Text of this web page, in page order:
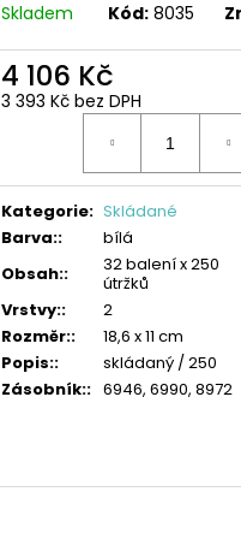
Skladem Kód: 8035
4 106 Kč
3 393 Kč bez DPH
Kategorie: Skládané
Barva::
bílá
Obsah::
32 balení x 250
útržků
Vrstvy::
2
Rozměr::
18,6 x 11 cm
Popis::
skládaný / 250
Zásobník:: 6946, 6990, 8972